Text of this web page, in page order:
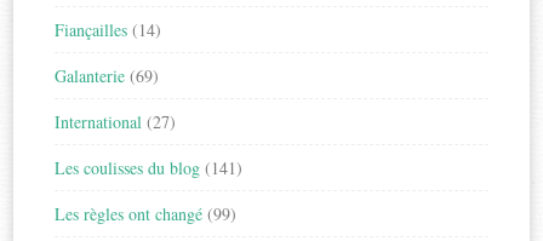
Fiançailles (14)
Galanterie (69)
International (27)
Les coulisses du blog (141)
Les règles ont changé (99)